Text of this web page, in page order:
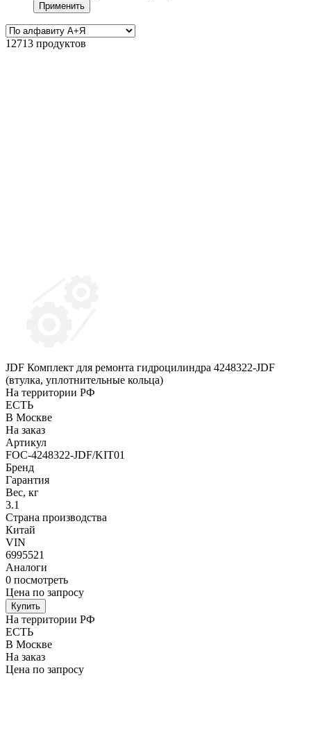
Применить
12713 продуктов
JDF Комплект для ремонта гидроцилиндра 4248322-JDF
(втулка, уплотнительные кольца)
На территории РФ
ЕСТЬ
В Москве
На заказ
Артикул
FOC-4248322-JDF/KIT01
Бренд
Гарантия
Вес, кг
3.1
Страна производства
Китай
VIN
6995521
Аналоги
0 посмотреть
Цена по запросу
Купить
На территории РФ
ЕСТЬ
В Москве
На заказ
Цена по запросу